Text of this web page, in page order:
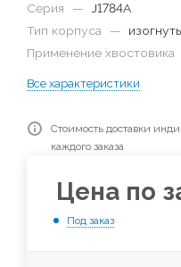
Серия
—
J1784A
Тип корпуса
—
Применение хвостовика
Все характеристики
Стоимость доставки
каждого заказа
Цена по
Под заказ